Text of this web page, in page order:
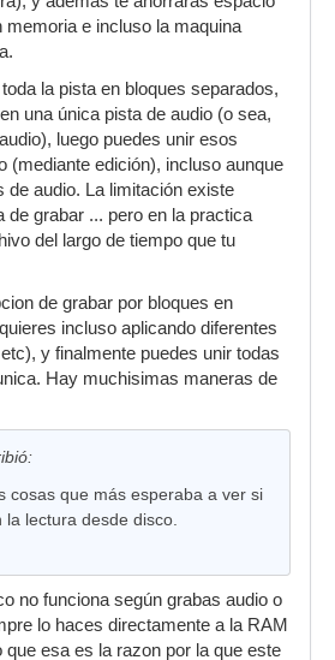
memoria e incluso la maquina
la pista en bloques separados,
una única pista de audio (o sea,
luego puedes unir esos
(mediante edición), incluso aunque
de audio. La limitación existe
de grabar ... pero en la practica
del largo de tiempo que tu
de grabar por bloques en
incluso aplicando diferentes
y finalmente puedes unir todas
Hay muchisimas maneras de
cosas que más esperaba a ver si
la lectura desde disco.
no funciona según grabas audio o
lo haces directamente a la RAM
que esa es la razon por la que este